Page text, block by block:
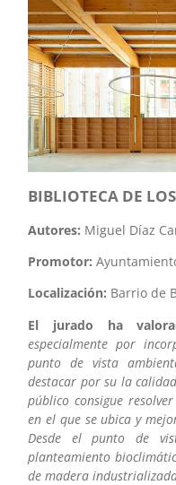
BIBLIOTECA DE
Autores: Miguel Díaz
Promotor:
Localización: Barrio de
El jurado ha
especialmente por
punto de vista
destacar por su la
público consigue
en el que se ubica y
Desde el punto de
planteamiento
de madera